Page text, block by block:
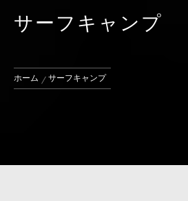
サーフキャンプ
ホーム サーフキャンプ